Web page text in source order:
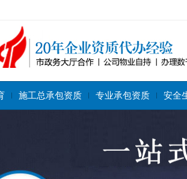
施工总承包资质 专业承包资质 安全
专业承包资质 施工劳务资质